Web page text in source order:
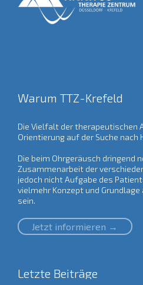
Warum TTZ-Krefeld
Die Vielfalt der therapeutischen
Orientierung auf der Suche nach
Die beim Ohrgeräusch dringend
Zusammenarbeit der
jedoch nicht Aufgabe des
vielmehr Konzept und
sein.
Jetzt informieren →
Letzte Beiträge